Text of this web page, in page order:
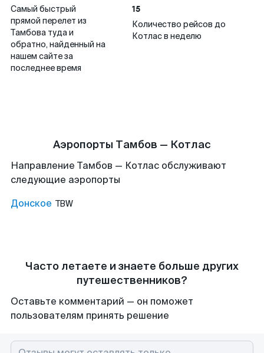
Самый быстрый
прямой перелет из
Тамбова туда и
обратно, найденный на
нашем сайте за
последнее время
15
Количество рейсов до
Котлас в неделю
Аэропорты Тамбов — Котлас
Направление Тамбов — Котлас обслуживают
следующие аэропорты
Донское TBW
Часто летаете и знаете больше других
путешественников?
Оставьте комментарий — он поможет
пользователям принять решение